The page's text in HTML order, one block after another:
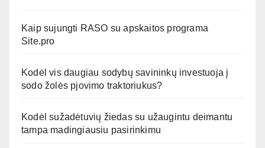
Kaip sujungti RASO su apskaitos programa
Site.pro
Kodėl vis daugiau sodybų savininkų investuoja į
sodo žolės pjovimo traktoriukus?
Kodėl sužadėtuvių žiedas su užaugintu deimantu
tampa madingiausiu pasirinkimu